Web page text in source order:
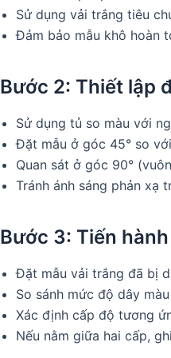
Sử dụng vải trắng tiêu
Đảm bảo mẫu khô hoàn
Bước 2: Thiết lập
Sử dụng tủ so màu với
Đặt mẫu ở góc 45° so
Quan sát ở góc 90°
Tránh ánh sáng phản xạ
Bước 3: Tiến
Đặt mẫu vải trắng đã bị
So sánh mức độ dây
Xác định cấp độ tương
Nếu nằm giữa hai cấp,